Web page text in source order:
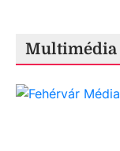
Multimédia